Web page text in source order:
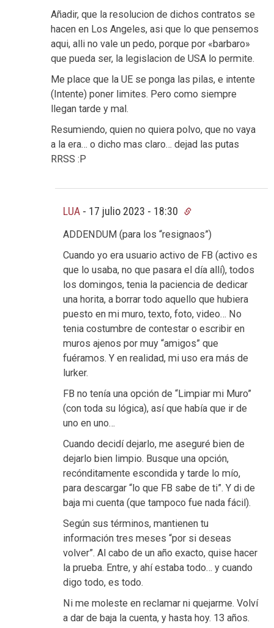
Añadir, que la resolucion de dichos contratos se
hacen en Los Angeles, asi que lo que pensemos
aqui, alli no vale un pedo, porque por «barbaro»
que pueda ser, la legislacion de USA lo permite.
Me place que la UE se ponga las pilas, e intente
(Intente) poner limites. Pero como siempre
llegan tarde y mal.
Resumiendo, quien no quiera polvo, que no vaya
a la era… o dicho mas claro… dejad las putas
RRSS :P
LUA - 17 julio 2023 - 18:30
ADDENDUM (para los “resignaos”)
Cuando yo era usuario activo de FB (activo es
que lo usaba, no que pasara el día allí), todos
los domingos, tenia la paciencia de dedicar
una horita, a borrar todo aquello que hubiera
puesto en mi muro, texto, foto, video… No
tenia costumbre de contestar o escribir en
muros ajenos por muy “amigos” que
fuéramos. Y en realidad, mi uso era más de
lurker.
FB no tenía una opción de “Limpiar mi Muro”
(con toda su lógica), así que había que ir de
uno en uno…
Cuando decidí dejarlo, me aseguré bien de
dejarlo bien limpio. Busque una opción,
recónditamente escondida y tarde lo mío,
para descargar “lo que FB sabe de ti”. Y di de
baja mi cuenta (que tampoco fue nada fácil).
Según sus términos, mantienen tu
información tres meses “por si deseas
volver”. Al cabo de un año exacto, quise hacer
la prueba. Entre, y ahí estaba todo… y cuando
digo todo, es todo.
Ni me moleste en reclamar ni quejarme. Volví
a dar de baja la cuenta, y hasta hoy. 13 años.